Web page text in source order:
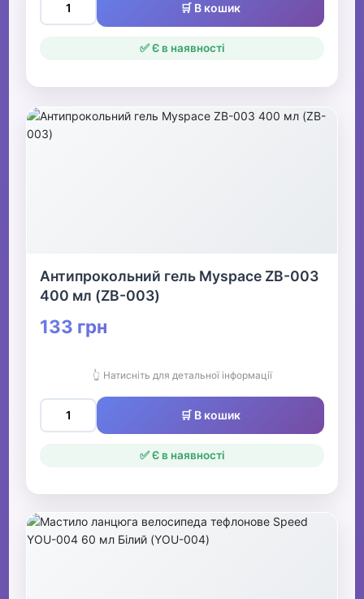
🛒 В кошик
✅ Є в наявності
Антипрокольний гель Myspace ZB-003
400 мл (ZB-003)
133 грн
👆 Натисніть для детальної інформації
🛒 В кошик
✅ Є в наявності